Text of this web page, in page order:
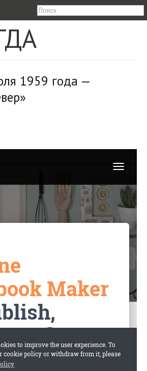
1959 года —